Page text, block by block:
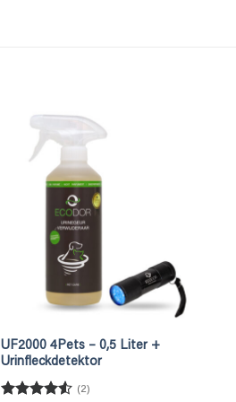
UF2000 4Pets – 0,5 Liter +
Urinfleckdetektor
(2)